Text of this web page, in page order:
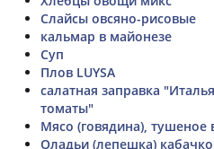
Слайсы овсяно-рисовые
кальмар в майонезе
Суп
Плов LUYSA
салатная заправка
томаты"
Мясо (говядина), тушеное
Оладьи (лепешка)